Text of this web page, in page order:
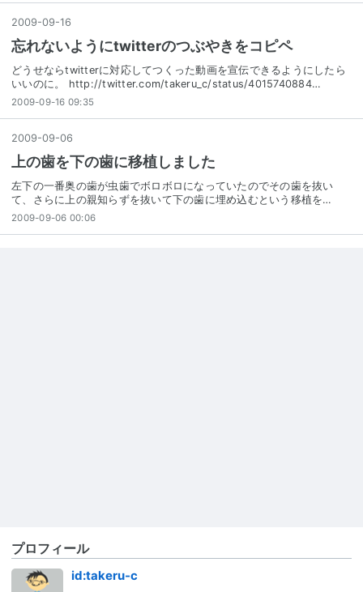
2009-09-16
忘れないようにtwitterのつぶやきをコピペ
どうせならtwitterに対応してつくった動画を宣伝できるようにしたら
いいのに。 http://twitter.com/takeru_c/status/4015740884…
2009-09-16 09:35
2009-09-06
上の歯を下の歯に移植しました
左下の一番奥の歯が虫歯でボロボロになっていたのでその歯を抜い
て、さらに上の親知らずを抜いて下の歯に埋め込むという移植を…
2009-09-06 00:06
プロフィール
id:takeru-c